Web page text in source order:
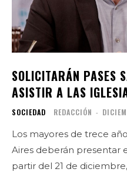
SOLICITARÁN PASES
ASISTIR A LAS
SOCIEDAD REDACCIÓN -
Los mayores de trece
Aires deberán presentar
partir del 21 de